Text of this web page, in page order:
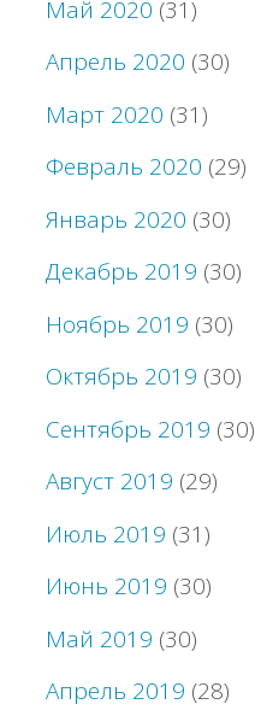
Май 2020 (31)
Апрель 2020 (30)
Март 2020 (31)
Февраль 2020 (29)
Январь 2020 (30)
Декабрь 2019 (30)
Ноябрь 2019 (30)
Октябрь 2019 (30)
Сентябрь 2019 (30)
Август 2019 (29)
Июль 2019 (31)
Июнь 2019 (30)
Май 2019 (30)
Апрель 2019 (28)